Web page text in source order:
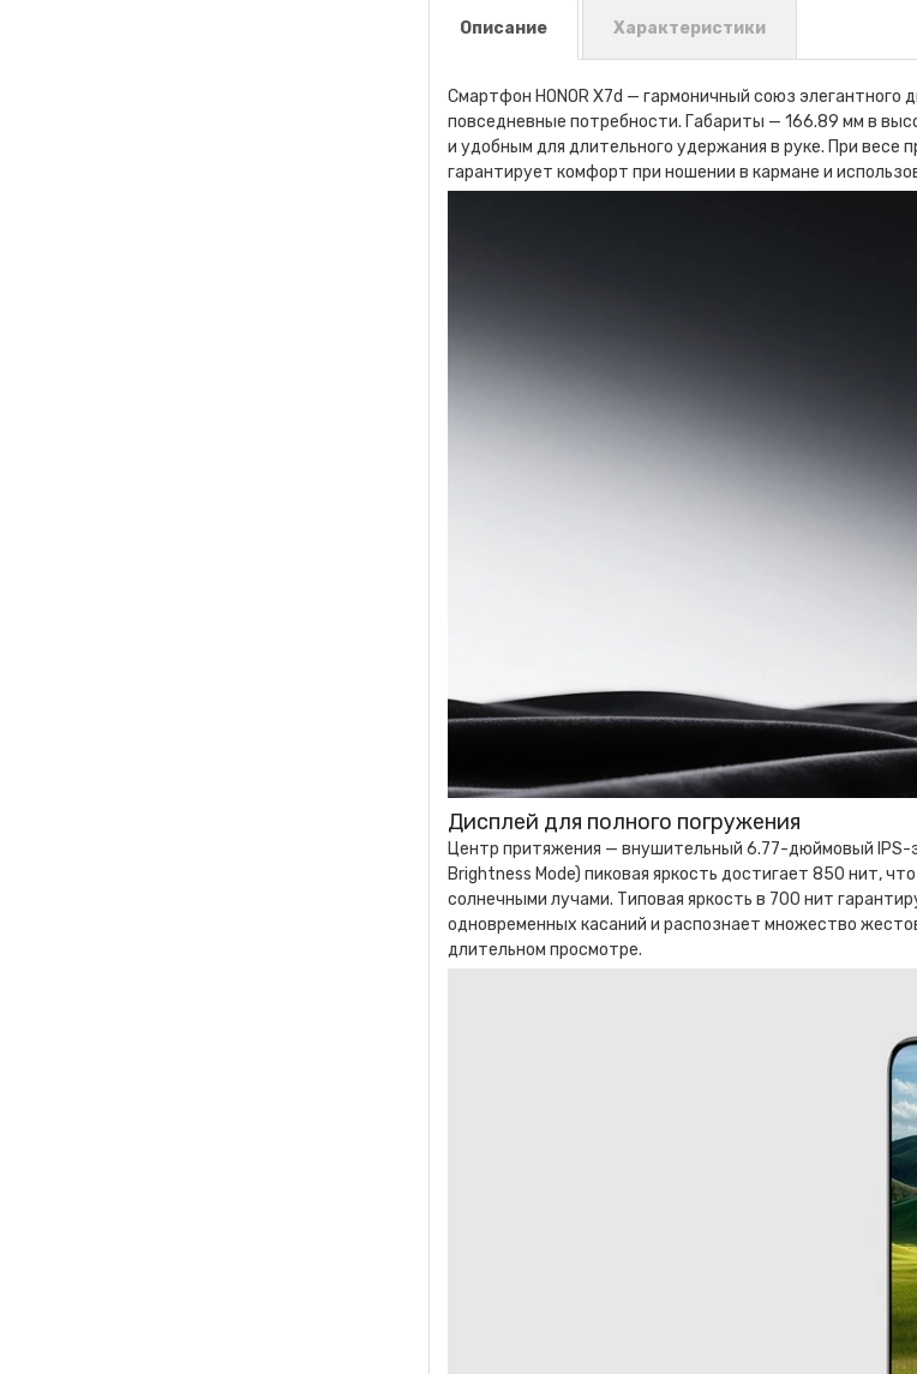
Описание Характеристики
Смартфон HONOR X7d — гармоничный союз
повседневные потребности. Габариты — 166.89 мм в
и удобным для длительного удержания в руке. При
гарантирует комфорт при ношении в кармане и
Дисплей для полного погружения
Центр притяжения — внушительный 6.77-дюймовый IPS-
Brightness Mode) пиковая яркость достигает 850 нит,
солнечными лучами. Типовая яркость в 700 нит
одновременных касаний и распознает множество
длительном просмотре.